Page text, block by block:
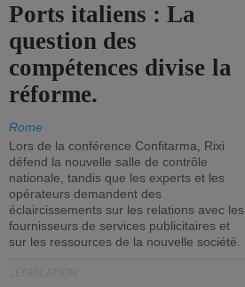
Ports italiens : La
question des
compétences divise la
réforme.
Rome
Lors de la conférence Confitarma, Rixi
défend la nouvelle salle de contrôle
nationale, tandis que les experts et les
opérateurs demandent des
éclaircissements sur les relations avec les
fournisseurs de services publicitaires et
sur les ressources de la nouvelle société.